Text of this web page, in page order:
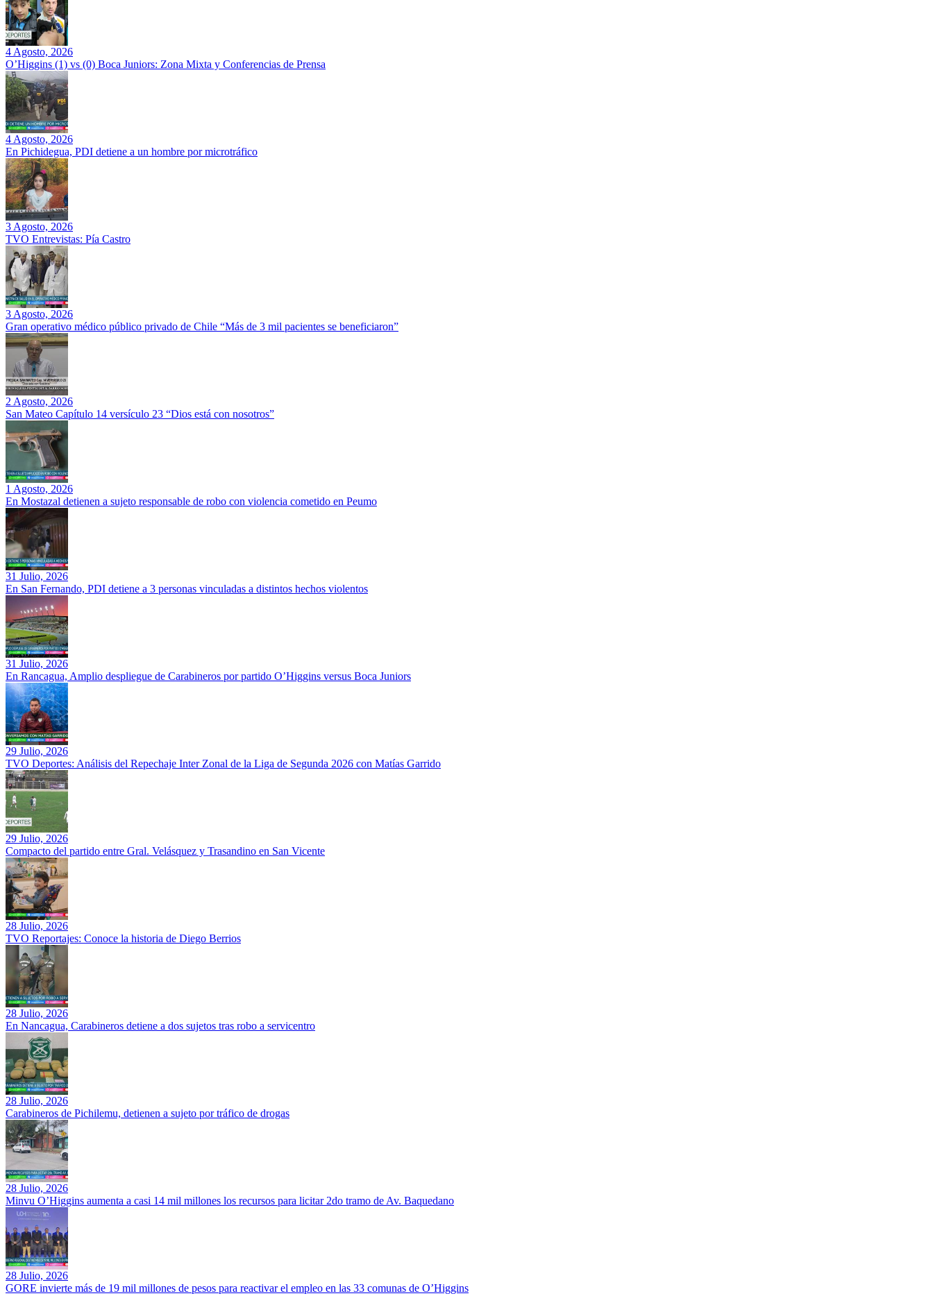
4 Agosto, 2026
O’Higgins (1) vs (0) Boca Juniors: Zona Mixta y Conferencias de Prensa
4 Agosto, 2026
En Pichidegua, PDI detiene a un hombre por microtráfico
3 Agosto, 2026
TVO Entrevistas: Pía Castro
3 Agosto, 2026
Gran operativo médico público privado de Chile “Más de 3 mil pacientes se beneficiaron”
2 Agosto, 2026
San Mateo Capítulo 14 versículo 23 “Dios está con nosotros”
1 Agosto, 2026
En Mostazal detienen a sujeto responsable de robo con violencia cometido en Peumo
31 Julio, 2026
En San Fernando, PDI detiene a 3 personas vinculadas a distintos hechos violentos
31 Julio, 2026
En Rancagua, Amplio despliegue de Carabineros por partido O’Higgins versus Boca Juniors
29 Julio, 2026
TVO Deportes: Análisis del Repechaje Inter Zonal de la Liga de Segunda 2026 con Matías Garrido
29 Julio, 2026
Compacto del partido entre Gral. Velásquez y Trasandino en San Vicente
28 Julio, 2026
TVO Reportajes: Conoce la historia de Diego Berrios
28 Julio, 2026
En Nancagua, Carabineros detiene a dos sujetos tras robo a servicentro
28 Julio, 2026
Carabineros de Pichilemu, detienen a sujeto por tráfico de drogas
28 Julio, 2026
Minvu O’Higgins aumenta a casi 14 mil millones los recursos para licitar 2do tramo de Av. Baquedano
28 Julio, 2026
GORE invierte más de 19 mil millones de pesos para reactivar el empleo en las 33 comunas de O’Higgins